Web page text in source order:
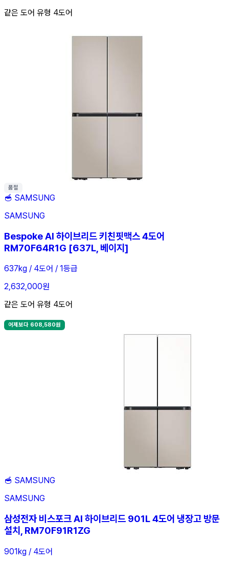
같은 도어 유형 4도어
품절
🥣 SAMSUNG
SAMSUNG
Bespoke AI 하이브리드 키친핏맥스 4도어
RM70F64R1G [637L, 베이지]
637kg / 4도어 / 1등급
2,632,000원
같은 도어 유형 4도어
어제보다 608,580원
🥣 SAMSUNG
SAMSUNG
삼성전자 비스포크 AI 하이브리드 901L 4도어 냉장고 방문
설치, RM70F91R1ZG
901kg / 4도어